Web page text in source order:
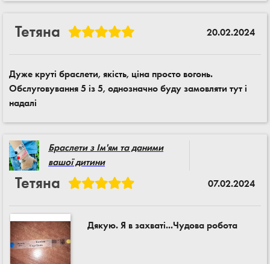
Тетяна 20.02.2024
Дуже круті браслети, якість, ціна просто вогонь.
Обслуговування 5 із 5, однозначно буду замовляти тут і
надалі
Браслети з Ім'ям та даними
вашої дитини
Тетяна 07.02.2024
Дякую. Я в захваті...Чудова робота